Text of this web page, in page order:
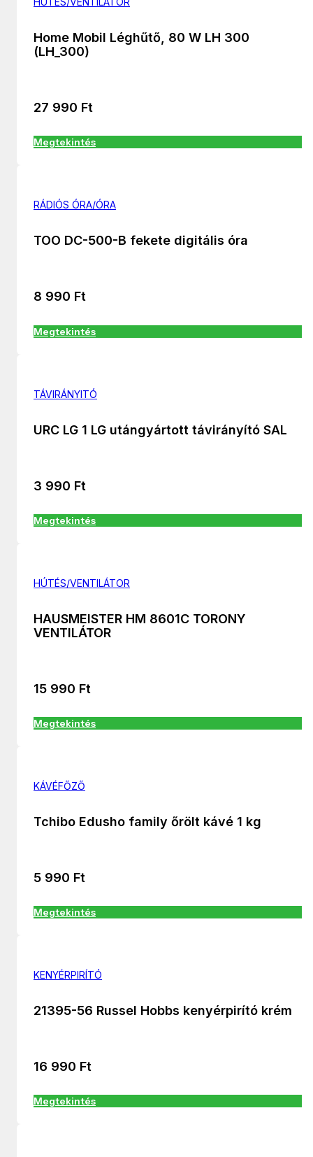
Home Mobil Léghűtő, 80 W LH 300
(LH_300)
27 990 Ft
Megtekintés
RÁDIÓS ÓRA/ÓRA
TOO DC-500-B fekete digitális óra
8 990 Ft
Megtekintés
TÁVIRÁNYITÓ
URC LG 1 LG utángyártott távirányító SAL
3 990 Ft
Megtekintés
HÚTÉS/VENTILÁTOR
HAUSMEISTER HM 8601C TORONY
VENTILÁTOR
15 990 Ft
Megtekintés
KÁVÉFŐZŐ
Tchibo Edusho family őrölt kávé 1 kg
5 990 Ft
Megtekintés
KENYÉRPIRÍTÓ
21395-56 Russel Hobbs kenyérpirító krém
16 990 Ft
Megtekintés